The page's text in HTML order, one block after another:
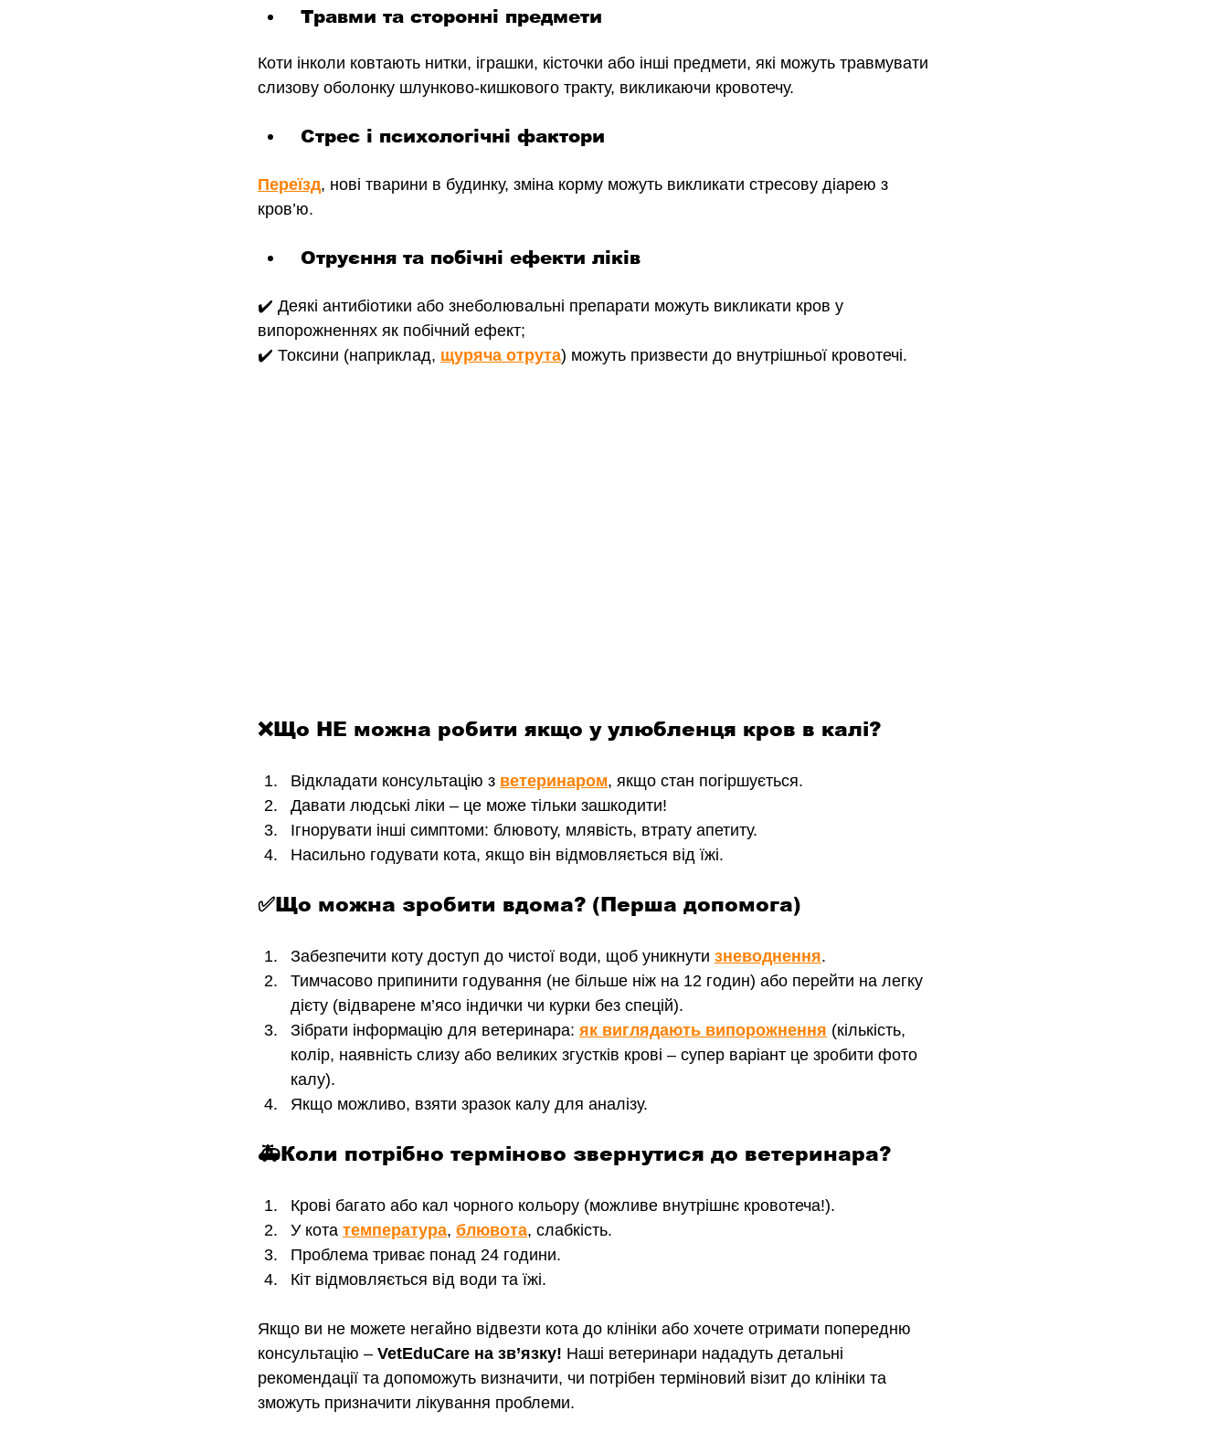
Травми та сторонні предмети
Коти інколи ковтають нитки, іграшки, кісточки або інші предмети, які можуть травмувати
слизову оболонку шлунково-кишкового тракту, викликаючи кровотечу.
Стрес і психологічні фактори
Переїзд, нові тварини в будинку, зміна корму можуть викликати стресову діарею з
кров’ю.
Отруєння та побічні ефекти ліків
✔️ Деякі антибіотики або знеболювальні препарати можуть викликати кров у
випорожненнях як побічний ефект;
✔️ Токсини (наприклад, щуряча отрута) можуть призвести до внутрішньої кровотечі.
❌Що НЕ можна робити якщо у улюбленця кров в калі?
Відкладати консультацію з ветеринаром, якщо стан погіршується.
Давати людські ліки – це може тільки зашкодити!
Ігнорувати інші симптоми: блювоту, млявість, втрату апетиту.
Насильно годувати кота, якщо він відмовляється від їжі.
✅Що можна зробити вдома? (Перша допомога)
Забезпечити коту доступ до чистої води, щоб уникнути зневоднення.
Тимчасово припинити годування (не більше ніж на 12 годин) або перейти на легку
дієту (відварене м’ясо індички чи курки без спецій).
Зібрати інформацію для ветеринара: як виглядають випорожнення (кількість,
колір, наявність слизу або великих згустків крові – супер варіант це зробити фото
калу).
Якщо можливо, взяти зразок калу для аналізу.
🚑Коли потрібно терміново звернутися до ветеринара?
Крові багато або кал чорного кольору (можливе внутрішнє кровотеча!).
У кота температура, блювота, слабкість.
Проблема триває понад 24 години.
Кіт відмовляється від води та їжі.
Якщо ви не можете негайно відвезти кота до клініки або хочете отримати попередню
консультацію – VetEduCare на зв’язку! Наші ветеринари нададуть детальні
рекомендації та допоможуть визначити, чи потрібен терміновий візит до клініки та
зможуть призначити лікування проблеми.